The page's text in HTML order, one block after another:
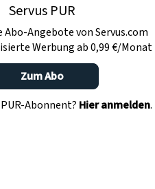
Servus PUR
Abo-Angebote von Servus.com
Werbung ab 0,99 €/Monat
Zum Abo
Abonnent? Hier anmelden.